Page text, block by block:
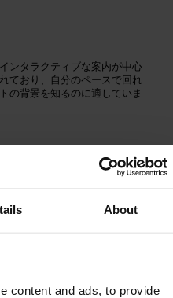
About
content and ads, to provide
ンタラクティブな案内が中心
ており、自分のペースで回れ
の背景を知るのに適していま
なります。団体利用やアクセ
ます。